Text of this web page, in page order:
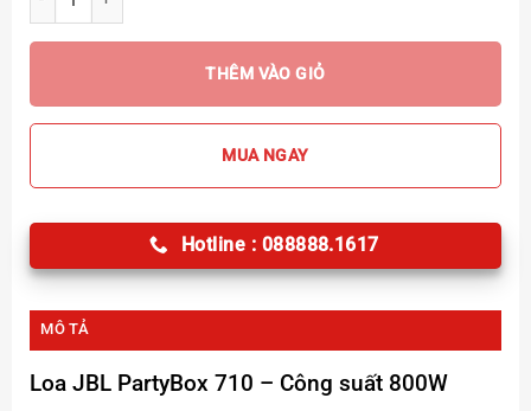
THÊM VÀO GIỎ
MUA NGAY
Hotline : 088888.1617
MÔ TẢ
Loa JBL PartyBox 710 – Công suất 800W